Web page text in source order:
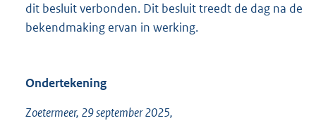
dit besluit verbonden. Dit besluit treedt de dag na de
bekendmaking ervan in werking.
Ondertekening
Zoetermeer, 29 september 2025,